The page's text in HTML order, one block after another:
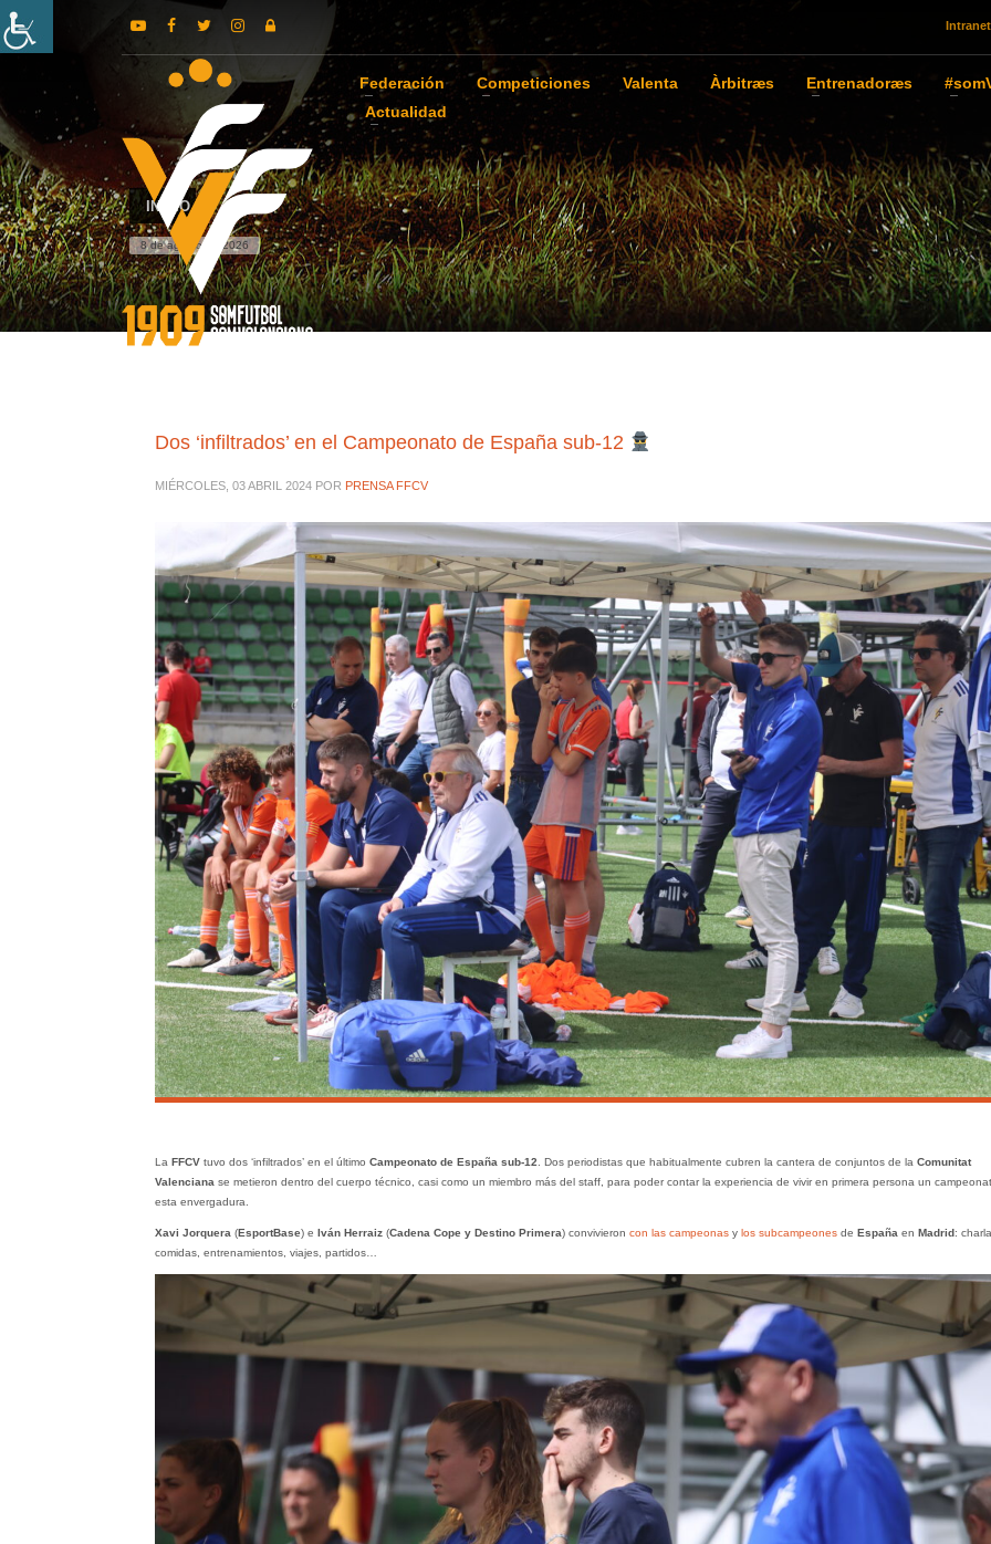
Intranet
Federación Competiciones Valenta Àrbitræs Entrenadoræs
Actualidad
INICIO
8 de agosto de 2026
Dos ‘infiltrados’ en el Campeonato de España sub-12
MIÉRCOLES, 03 ABRIL 2024 POR PRENSA FFCV
La FFCVtuvo dos ‘infiltrados’ en el último Campeonato de España sub-12 . Dos periodistas que habitualmente cubren la cantera de conjuntos de la Comunitat
Valenciana se metieron dentro del cuerpo técnico, casi como un miembro más del staff, para poder contar la experiencia de vivir en primera persona un
esta envergadura.
Xavi Jorquera (EsportBase) e Iván Herraiz(Cadena Cope y Destino Primera) convivieron con las campeonasy los subcampeonesde España en Madrid:
comidas, entrenamientos, viajes, partidos…